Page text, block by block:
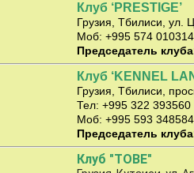
Клуб ‘PRESTIGE’
Грузия, Тбилиси, ул.
Моб: +995 574 010314
Председатель
Клуб ‘KENNEL
Грузия, Тбилиси,
Тел: +995 322 393560
Моб: +995 593 348584
Председатель
Клуб "TOBE"